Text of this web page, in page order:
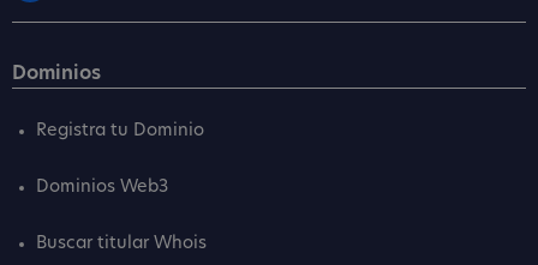
Dominios
Registra tu Dominio
Dominios Web3
Buscar titular Whois